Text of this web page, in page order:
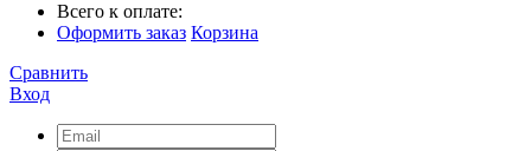
Всего к оплате:
Оформить заказ Корзина
Сравнить
Вход